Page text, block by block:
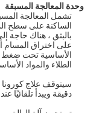
وحدة المعالجة المسبقة
تشمل المعالجة
الساكنة على سطح
بالبثق ، هناك حاجة
على اختراق المسام
الأساسية تحت ضغط
الطلاء والمواد
دقيقة ويبدأ تلقائيًا عندما